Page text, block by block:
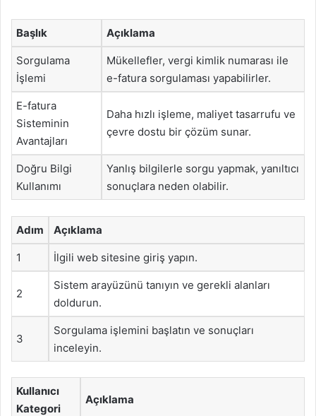
Başlık Açıklama
Sorgulama
İşlemi
Mükellefler, vergi kimlik numarası ile
e-fatura sorgulaması yapabilirler.
E-fatura
Sisteminin
Avantajları
Daha hızlı işleme, maliyet tasarrufu ve
çevre dostu bir çözüm sunar.
Doğru Bilgi
Kullanımı
Yanlış bilgilerle sorgu yapmak, yanıltıcı
sonuçlara neden olabilir.
Adım Açıklama
1 İlgili web sitesine giriş yapın.
2
Sistem arayüzünü tanıyın ve gerekli alanları
doldurun.
3
Sorgulama işlemini başlatın ve sonuçları
inceleyin.
Kullanıcı
Kategori
Açıklama